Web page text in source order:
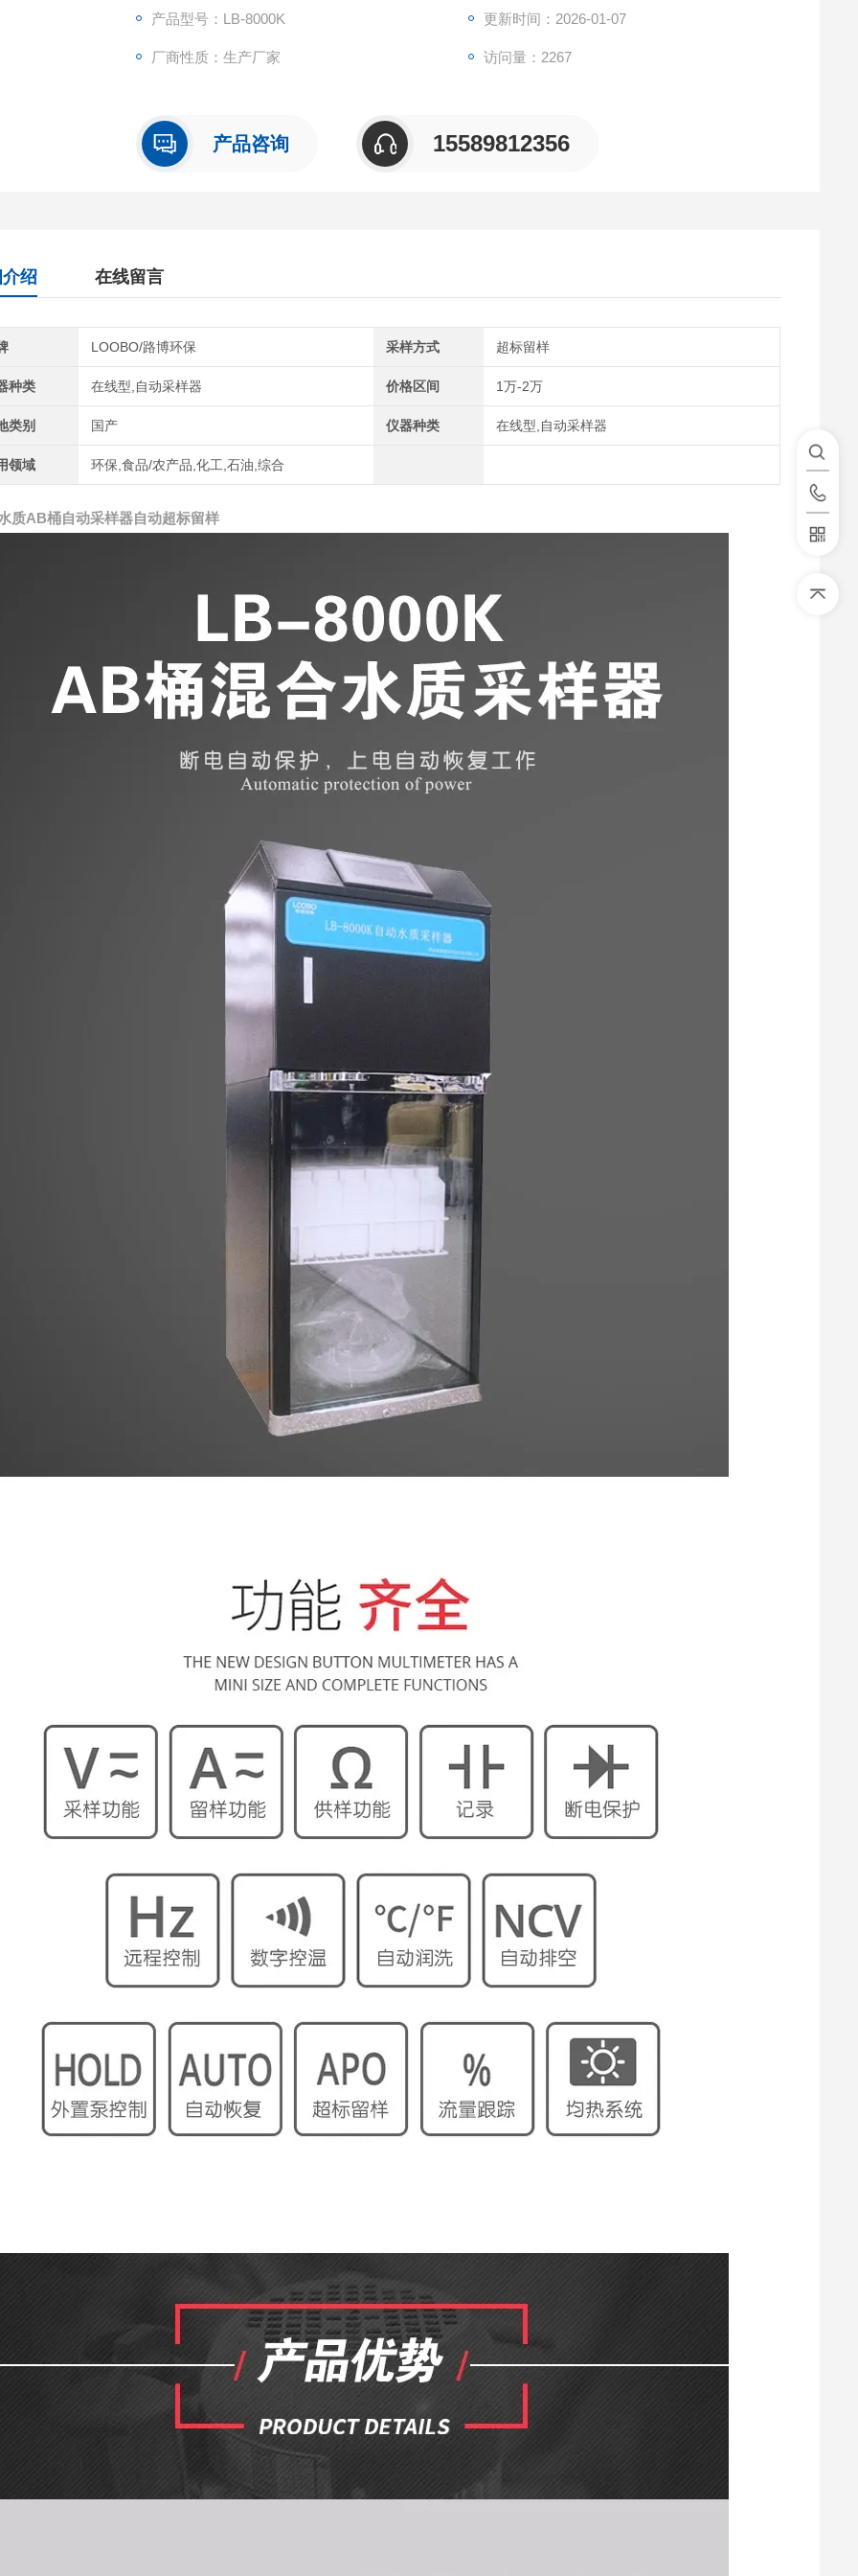
产品型号：LB-8000K 更新时间：2026-01-07
厂商性质：生产厂家 访问量：2267
产品咨询 15589812356
绍 在线留言
LOOBO/路博环保 采样方式 超标留样
种类 在线型,自动采样器 价格区间 1万-2万
类别 国产 仪器种类 在线型,自动采样器
领域 环保,食品/农产品,化工,石油,综合
质AB桶自动采样器自动超标留样